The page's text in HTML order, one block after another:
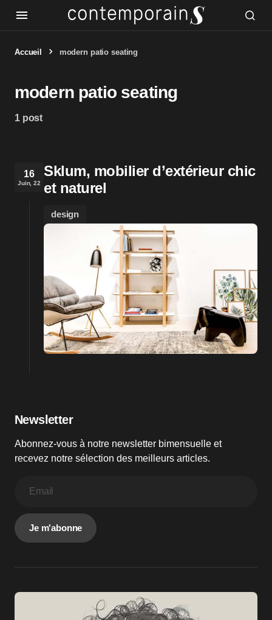
Accueil modern patio seating
modern patio seating
1 post
16
Juin, 22
Sklum, mobilier d’extérieur chic
et naturel
design
Newsletter
Abonnez-vous à notre newsletter bimensuelle et
recevez notre sélection des meilleurs articles.
Je m'abonne